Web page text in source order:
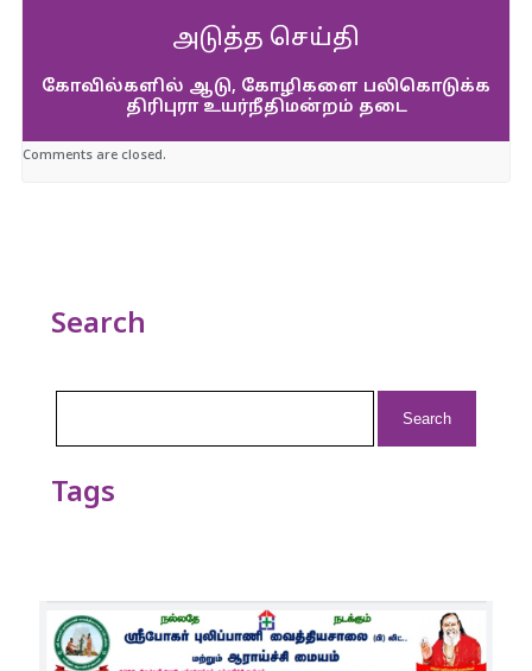
அடுத்த செய்தி
கோவில்களில் ஆடு, கோழிகளை பலிகொடுக்க
திரிபுரா உயர்நீதிமன்றம் தடை
Comments are closed.
Search
Tags